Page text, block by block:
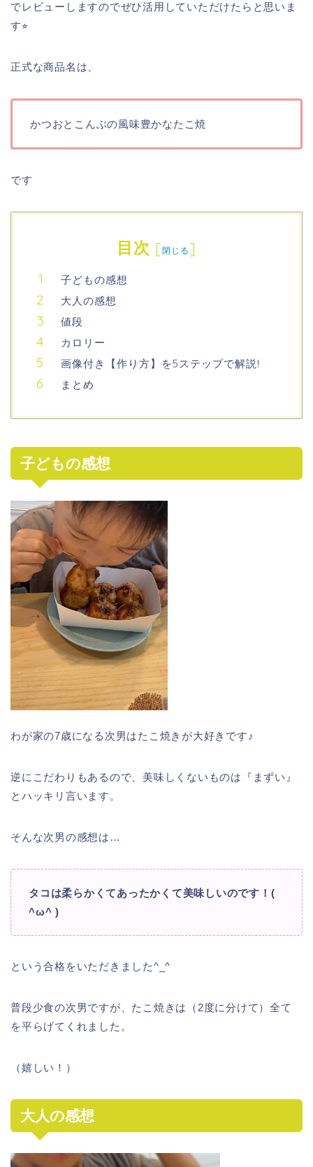
でレビューしますのでぜひ活用していただけたらと思いま
す⭐︎
正式な商品名は、
かつおとこんぶの風味豊かなたこ焼
です
目次 [閉じる ]
子どもの感想
大人の感想
値段
カロリー
画像付き【作り方】を5ステップで解説!
まとめ
子どもの感想
わが家の7歳になる次男はたこ焼きが大好きです♪
逆にこだわりもあるので、美味しくないものは『まずい』
とハッキリ言います。
そんな次男の感想は…
タコは柔らかくてあったかくて美味しいのです！(
^ω^ )
という合格をいただきました^_^
普段少食の次男ですが、たこ焼きは（2度に分けて）全て
を平らげてくれました。
（嬉しい！）
大人の感想